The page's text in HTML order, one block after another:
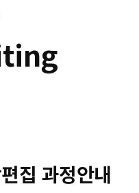
집 과정안내